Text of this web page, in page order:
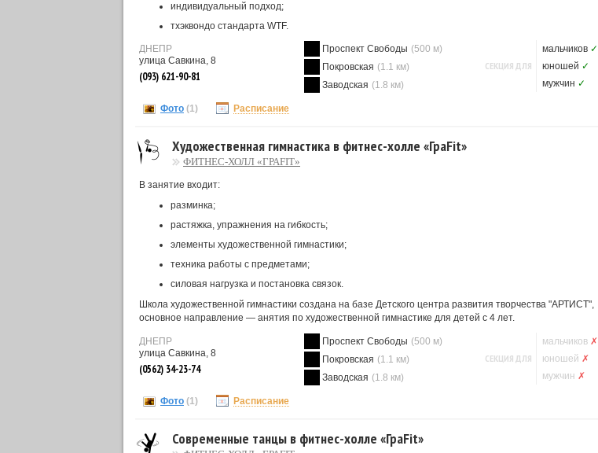
индивидуальный подход;
тхэквондо стандарта WTF.
ДНЕПР
улица Савкина, 8
(093) 621-90-81
Проспект Свободы (500 м)
Покровская (1.1 км)
Заводская (1.8 км)
СЕКЦИЯ ДЛЯ
мальчиков ✓
юношей ✓
мужчин ✓
Фото (1) Расписание
Художественная гимнастика в фитнес-холле «ГраFit»
ФИТНЕС-ХОЛЛ «ГРАFIT»
В занятие входит:
разминка;
растяжка, упражнения на гибкость;
элементы художественной гимнастики;
техника работы с предметами;
силовая нагрузка и постановка связок.
Школа художественной гимнастики создана на базе Детского центра развития творчества "АРТИСТ",
основное направление — анятия по художественной гимнастике для детей с 4 лет.
ДНЕПР
улица Савкина, 8
(0562) 34-23-74
Проспект Свободы (500 м)
Покровская (1.1 км)
Заводская (1.8 км)
СЕКЦИЯ ДЛЯ
мальчиков ✗
юношей ✗
мужчин ✗
Фото (1) Расписание
Современные танцы в фитнес-холле «ГраFit»